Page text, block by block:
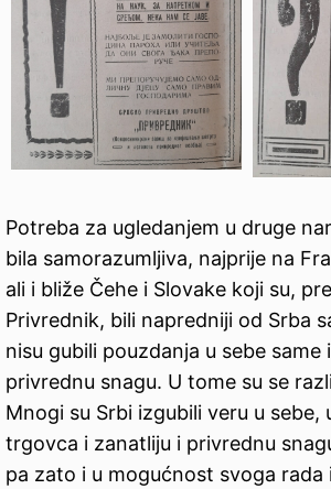
Potreba za ugledanjem u druge
bila samorazumljiva, najprije na
ali i bliže Čehe i Slovake koji su,
Privrednik, bili napredniji od Srba
nisu gubili pouzdanja u sebe same
privrednu snagu. U tome su se
Mnogi su Srbi izgubili veru u sebe,
trgovca i zanatliju i privrednu
pa zato i u mogućnost svoga rada